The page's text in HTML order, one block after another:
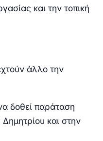
και την τοπική
άλλο την
δοθεί παράταση
και στην